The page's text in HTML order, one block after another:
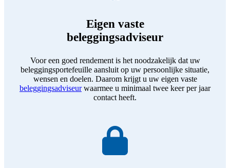
Eigen vaste
beleggingsadviseur
Voor een goed rendement is het noodzakelijk dat uw
beleggingsportefeuille aansluit op uw persoonlijke situatie,
wensen en doelen. Daarom krijgt u uw eigen vaste
beleggingsadviseurwaarmee u minimaal twee keer per jaar
contact heeft.